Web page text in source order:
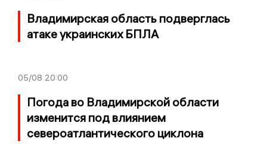
Владимирская область подверглась
атаке украинских БПЛА
05/08 20:00
Погода во Владимирской области
изменится под влиянием
североатлантического циклона